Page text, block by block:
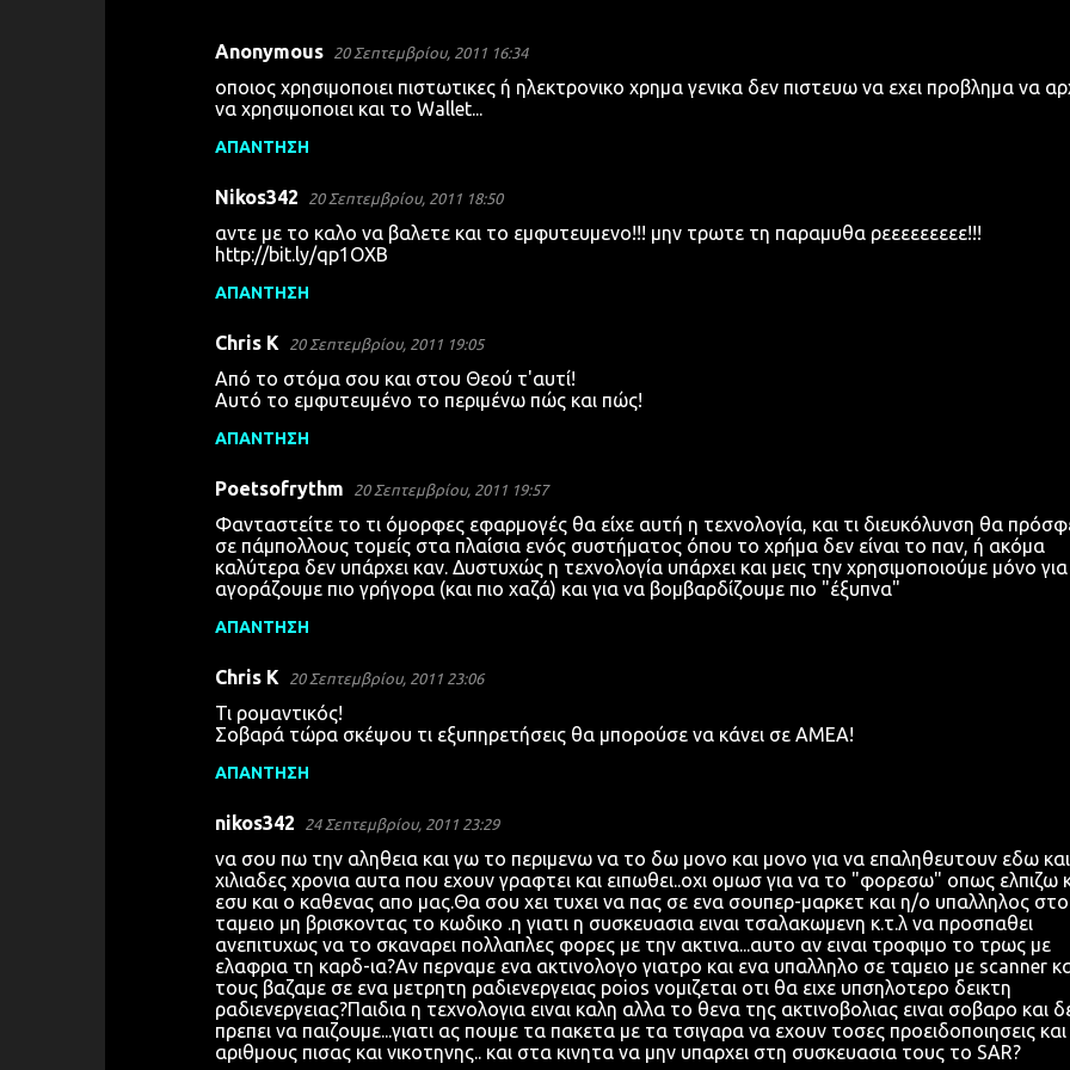
Anonymous 20 Σεπτεμβρίου, 2011 16:34
οποιος χρησιμοποιει πιστωτικες ή ηλεκτρονικο χρημα γενικα δεν πιστευω να εχει προβλημα να
να χρησιμοποιει και το Wallet...
ΑΠΆΝΤΗΣΗ
Nikos342 20 Σεπτεμβρίου, 2011 18:50
αντε με το καλο να βαλετε και το εμφυτευμενο!!! μην τρωτε τη παραμυθα ρεεεεεεεεε!!!
http://bit.ly/qp1OXB
ΑΠΆΝΤΗΣΗ
Chris K 20 Σεπτεμβρίου, 2011 19:05
Από το στόμα σου και στου Θεού τ'αυτί!
Αυτό το εμφυτευμένο το περιμένω πώς και πώς!
ΑΠΆΝΤΗΣΗ
Poetsofrythm 20 Σεπτεμβρίου, 2011 19:57
Φανταστείτε το τι όμορφες εφαρμογές θα είχε αυτή η τεχνολογία, και τι διευκόλυνση θα
σε πάμπολλους τομείς στα πλαίσια ενός συστήματος όπου το χρήμα δεν είναι το παν, ή ακόμα
καλύτερα δεν υπάρχει καν. Δυστυχώς η τεχνολογία υπάρχει και μεις την χρησιμοποιούμε μόνο
αγοράζουμε πιο γρήγορα (και πιο χαζά) και για να βομβαρδίζουμε πιο "έξυπνα"
ΑΠΆΝΤΗΣΗ
Chris K 20 Σεπτεμβρίου, 2011 23:06
Τι ρομαντικός!
Σοβαρά τώρα σκέψου τι εξυπηρετήσεις θα μπορούσε να κάνει σε ΑΜΕΑ!
ΑΠΆΝΤΗΣΗ
nikos342 24 Σεπτεμβρίου, 2011 23:29
να σου πω την αληθεια και γω το περιμενω να το δω μονο και μονο για να επαληθευτουν εδω και
χιλιαδες χρονια αυτα που εχουν γραφτει και ειπωθει..οχι ομωσ για να το "φορεσω" οπως ελπιζω
εσυ και ο καθενας απο μας.Θα σου χει τυχει να πας σε ενα σουπερ-μαρκετ και η/ο υπαλληλος στο
ταμειο μη βρισκοντας το κωδικο .η γιατι η συσκευασια ειναι τσαλακωμενη κ.τ.λ να προσπαθει
ανεπιτυχως να το σκαναρει πολλαπλες φορες με την ακτινα...αυτο αν ειναι τροφιμο το τρως με
ελαφρια τη καρδ-ια?Αν περναμε ενα ακτινολογο γιατρο και ενα υπαλληλο σε ταμειο με scanner
τους βαζαμε σε ενα μετρητη ραδιενεργειας poios νομιζεται οτι θα ειχε υπσηλοτερο δεικτη
ραδιενεργειας?Παιδια η τεχνολογια ειναι καλη αλλα το θενα της ακτινοβολιας ειναι σοβαρο και
πρεπει να παιζουμε...γιατι ας πουμε τα πακετα με τα τσιγαρα να εχουν τοσες προειδοποιησεις και
αριθμους πισας και νικοτηνης.. και στα κινητα να μην υπαρχει στη συσκευασια τους το SAR?